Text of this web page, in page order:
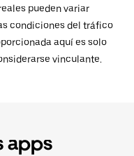
pueden variar
condiciones del tráfico
aquí es solo
vinculante.
apps